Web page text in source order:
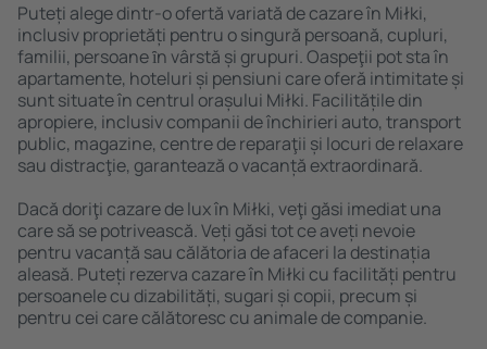
Puteți alege dintr-o ofertă variată de cazare în Miłki,
inclusiv proprietăți pentru o singură persoană, cupluri,
familii, persoane ȋn vârstă și grupuri. Oaspeţii pot sta în
apartamente, hoteluri și pensiuni care oferă intimitate și
sunt situate în centrul orașului Miłki. Facilitățile din
apropiere, inclusiv companii de închirieri auto, transport
public, magazine, centre de reparaţii și locuri de relaxare
sau distracţie, garantează o vacanță extraordinară.
Dacă doriţi cazare de lux în Miłki, veţi găsi imediat una
care să se potrivească. Veți găsi tot ce aveți nevoie
pentru vacanță sau călătoria de afaceri la destinația
aleasă. Puteți rezerva cazare în Miłki cu facilități pentru
persoanele cu dizabilități, sugari și copii, precum și
pentru cei care călătoresc cu animale de companie.